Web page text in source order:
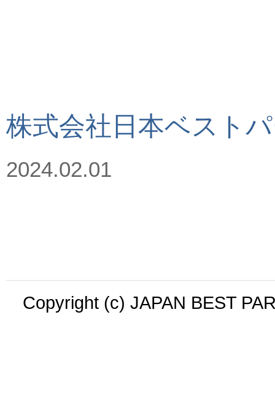
株式会社日本ベスト
2024.02.01
Copyright (c) JAPAN BEST